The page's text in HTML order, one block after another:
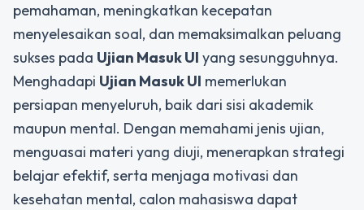
pemahaman, meningkatkan kecepatan
menyelesaikan soal, dan memaksimalkan peluang
sukses pada Ujian Masuk UI yang sesungguhnya.
Menghadapi Ujian Masuk UI memerlukan
persiapan menyeluruh, baik dari sisi akademik
maupun mental. Dengan memahami jenis ujian,
menguasai materi yang diuji, menerapkan strategi
belajar efektif, serta menjaga motivasi dan
kesehatan mental, calon mahasiswa dapat